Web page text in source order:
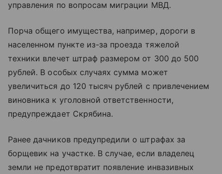
управления по вопросам миграции МВД.
Порча общего имущества, например, дороги в
населенном пункте из-за проезда тяжелой
техники влечет штраф размером от 300 до 500
рублей. В особых случаях сумма может
увеличиться до 120 тысяч рублей с привлечением
виновника к уголовной ответственности,
предупреждает Скрябина.
Ранее дачников предупредили о штрафах за
борщевик на участке. В случае, если владелец
земли не предотвратит появление инвазивных